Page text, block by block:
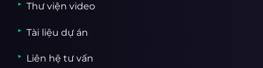
Thư viện video
Tài liệu dự án
Liên hệ tư vấn